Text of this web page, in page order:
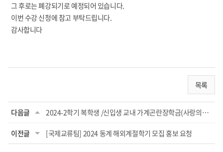
그 후로는 폐강되기로 예정되어 있습니다.
이번 수강 신청에 참고 부탁드립니다.
감사합니다
목록
다음글 2024-2학기 복학생 /신입생 교내 가계곤란장학금(사랑의실천, 실용인재) 신청 안내
이전글 [국제교류팀] 2024 동계 해외계절학기 모집 홍보 요청